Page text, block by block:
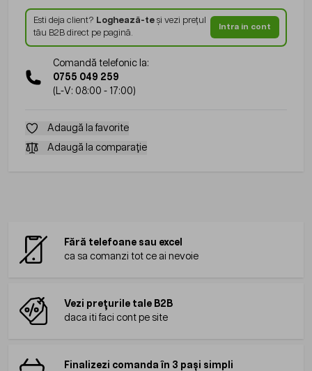
Esti deja client? Loghează-teși vezi prețul
tău B2B direct pe pagină.
Intra in cont
Comandă telefonic la:
0755 049 259
(L-V: 08:00 - 17:00)
Adaugă la favorite
Adaugă la comparație
Fără telefoane sau excel
ca sa comanzi tot ce ai nevoie
Vezi prețurile tale B2B
daca iti faci cont pe site
Finalizezi comanda în 3 pași simpli